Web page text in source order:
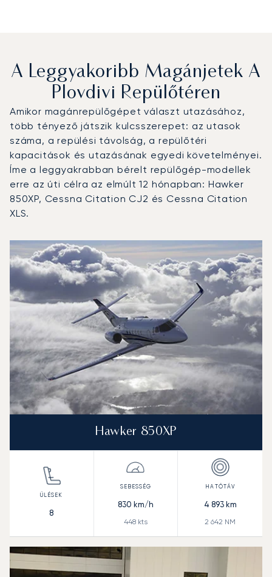
A Leggyakoribb Magánjetek A
Plovdivi Repülőtéren
Amikor magánrepülőgépet választ utazásához,
több tényező játszik kulcsszerepet: az utasok
száma, a repülési távolság, a repülőtéri
kapacitások és utazásának egyedi követelményei.
Íme a leggyakrabban bérelt repülőgép-modellek
erre az úti célra az elmúlt 12 hónapban: Hawker
850XP, Cessna Citation CJ2 és Cessna Citation
XLS.
Repülőgép fotója Repülőgép-típus
Ülőhelyek
Sebesség (km/h) Sebesség (csomó)Hatótávolság (km)
Hatótávolság (NM)
Hawker 850XP
8
830 km/h
448kts
4 893km
2 642 NM